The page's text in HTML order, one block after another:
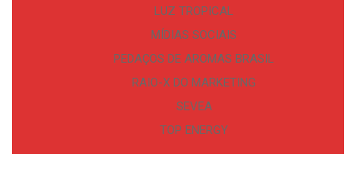
LUZ TROPICAL
MÍDIAS SOCIAIS
PEDAÇOS DE AROMAS BRASIL
RAIO-X DO MARKETING
SEVEA
TOP ENERGY